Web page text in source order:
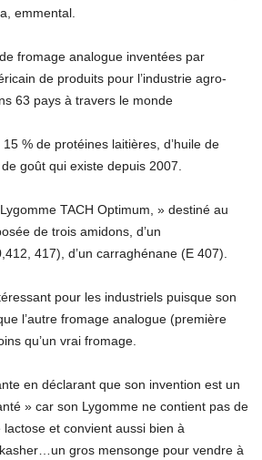
emmental.
fromage analogue inventées par
de produits pour l’industrie agro-
63 pays à travers le monde
% de protéines laitières, d’huile de
goût qui existe depuis 2007.
TACH Optimum, » destiné au
de trois amidons, d’un
417), d’un carraghénane (E 407).
pour les industriels puisque son
l’autre fromage analogue (première
qu’un vrai fromage.
en déclarant que son invention est un
» car son Lygomme ne contient pas de
et convient aussi bien à
gros mensonge pour vendre à